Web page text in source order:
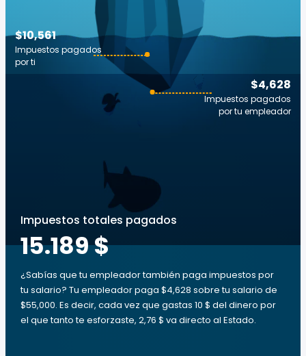
$4,628
Impuestos pagados
por tu empleador
$10,561
Impuestos pagados
por ti
Impuestos totales pagados
15.189 $
¿Sabías que tu empleador también paga impuestos por
tu salario? Tu empleador paga $4,628 sobre tu salario de
$55,000. Es decir, cada vez que gastas 10 $ del dinero por
el que tanto te esforzaste, 2,76 $ va directo al Estado.